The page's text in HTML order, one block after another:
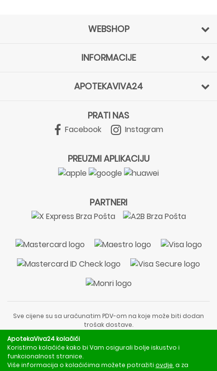
WEBSHOP
INFORMACIJE
APOTEKAVIVA24
PRATI NAS
Facebook Instagram
PREUZMI APLIKACIJU
PARTNERI
Sve cijene su sa uračunatim PDV-om na koje može biti dodan
trošak dostave.
liječnički pregled ili savjet farmaceuta.
Za obavijesti o mjerama opreza, rizicima i nuspojavama
obratite se svom liječniku ili farmaceutu.
ApotekaViva24 kolačići
Koristimo kolačiće kako bi Vam osigurali bolje iskustvo i
funkcionalnost stranice.
Više informacija o kolačićima možete potražiti ovdje , a za